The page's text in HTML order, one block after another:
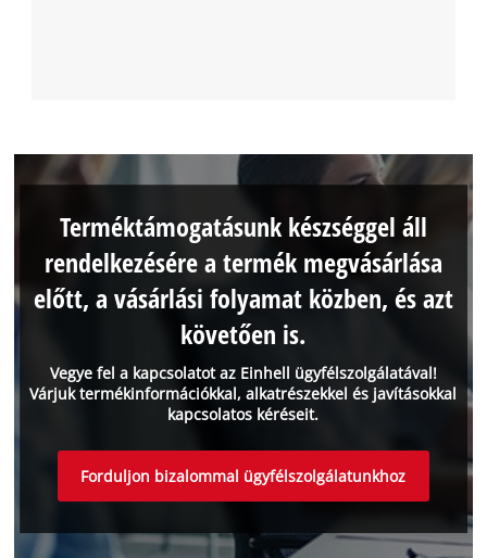
Vegye fel a kapcsolatot az Einhell ügyfélszolgálatával!
Várjuk termékinformációkkal, alkatrészekkel és javításokkal
kapcsolatos kéréseit.
Terméktámogatásunk készséggel áll
rendelkezésére a termék megvásárlása
előtt, a vásárlási folyamat közben, és azt
követően is.
Forduljon bizalommal ügyfélszolgálatunkhoz